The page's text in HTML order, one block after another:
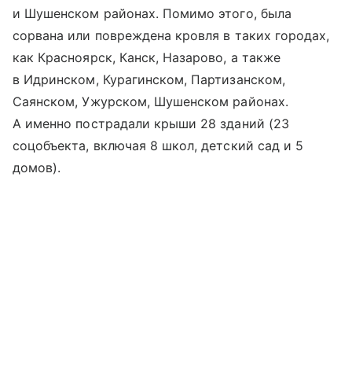
и Шушенском районах. Помимо этого, была
сорвана или повреждена кровля в таких городах,
как Красноярск, Канск, Назарово, а также
в Идринском, Курагинском, Партизанском,
Саянском, Ужурском, Шушенском районах.
А именно пострадали крыши 28 зданий (23
соцобъекта, включая 8 школ, детский сад и 5
домов).